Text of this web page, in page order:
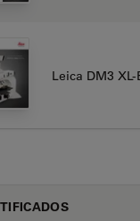
Leica DM3